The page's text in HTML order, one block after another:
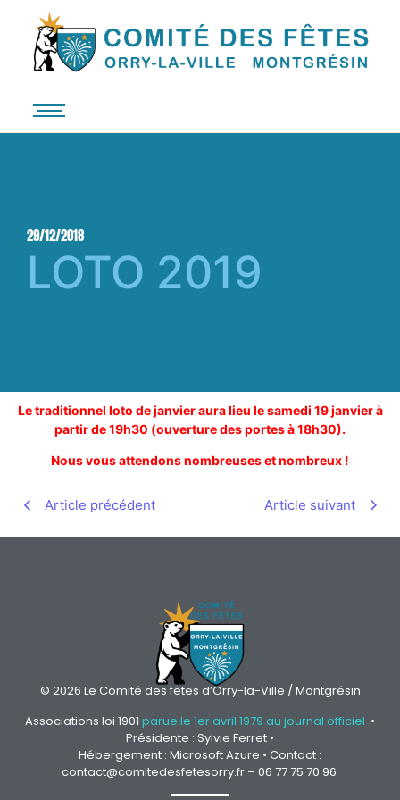
29/12/2018
LOTO 2019
Le traditionnel loto de janvier aura lieu le samedi 19 janvier à
partir de 19h30 (ouverture des portes à 18h30).
Nous vous attendons nombreuses et nombreux !
Article précédent Article suivant
© 2026 Le Comité des fêtes d’Orry-la-Ville / Montgrésin
Associations loi 1901 parue le 1er avril 1979 au journal officiel •
Présidente : Sylvie Ferret •
Hébergement : Microsoft Azure • Contact :
contact@comitedesfetesorry.fr – 06 77 75 70 96